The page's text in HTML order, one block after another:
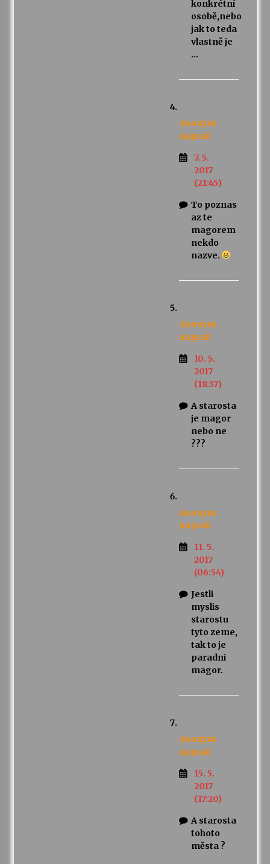
konkrétní
osobě,nebo
jak to teda
vlastně je
…
Anonym
napsal:
7. 5.
2017
(21:45)
To poznas
az te
magorem
nekdo
nazve.
Anonym
napsal:
10. 5.
2017
(18:37)
A starosta
je magor
nebo ne
???
Anonym
napsal:
11. 5.
2017
(06:54)
Jestli
myslis
starostu
tyto zeme,
tak to je
paradni
magor.
Anonym
napsal:
15. 5.
2017
(17:20)
A starosta
tohoto
města ?